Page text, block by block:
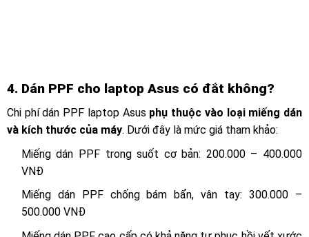
4. Dán PPF cho laptop Asus có đắt không?
Chi phí dán PPF laptop Asus phụ thuộc vào loại miếng dán
và kích thước của máy. Dưới đây là mức giá tham khảo:
Miếng dán PPF trong suốt cơ bản: 200.000 – 400.000
VNĐ
Miếng dán PPF chống bám bẩn, vân tay: 300.000 –
500.000 VNĐ